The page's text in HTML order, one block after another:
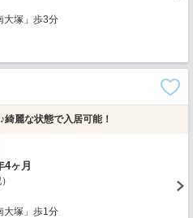
大塚」歩3分
麗な状態で入居可能！
4ヶ月
大塚」歩1分